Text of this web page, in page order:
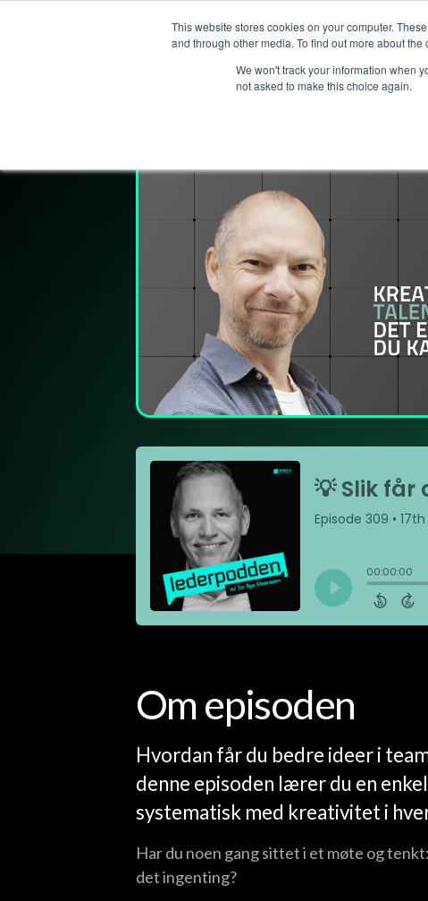
This website stores cookies on your computer.
and through other media. To find out more about
We won't track your information when
not asked to make this choice again.
Om episoden
Hvordan får du bedre ideer i
denne episoden lærer du en
systematisk med kreativitet i
Har du noen gang sittet i et møte og
det ingenting?